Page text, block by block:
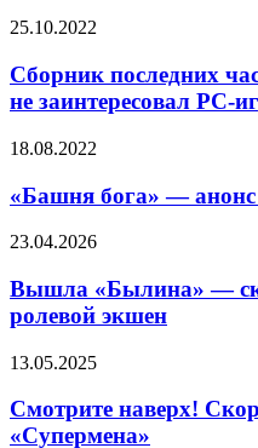
Through
и
Kai
Kiseki
Farewell,
O
Сборник
частей
Uncharted
не заинтересовал
игроков
25.10.2022
Сборник последних
не заинтересовал PC-
«Башня
—
анонс
второго
18.08.2022
«Башня бога» — анонс
Вышла
—
сказочный
изометрический
экшен
23.04.2026
Вышла «Былина» —
ролевой экшен
Смотрите
Скоро
выйдет
13.05.2025
Смотрите наверх!
«Супермена»